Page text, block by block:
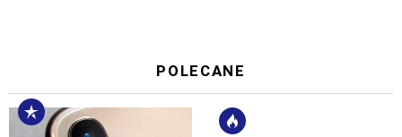
POLECANE